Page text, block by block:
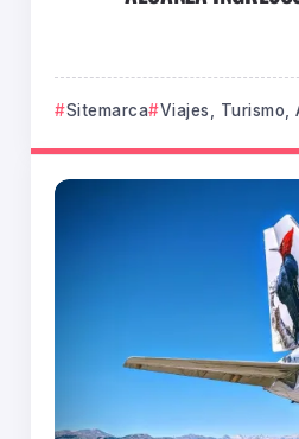
Sitemarca Viajes, Turismo,